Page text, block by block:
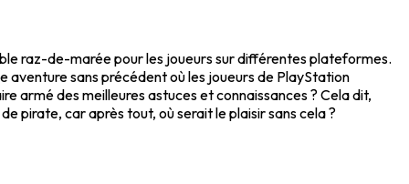
raz-de-marée pour les joueurs sur différentes plateformes.
sans précédent où les joueurs de PlayStation
armé des meilleures astuces et connaissances ? Cela dit,
pirate, car après tout, où serait le plaisir sans cela ?